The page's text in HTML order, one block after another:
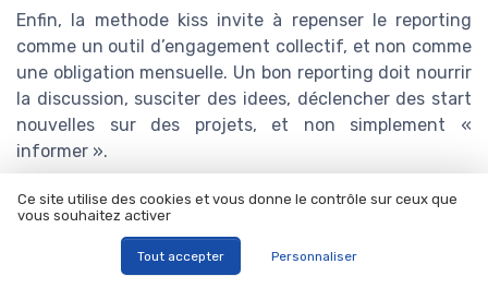
Enfin, la methode kiss invite à repenser le reporting
comme un outil d’engagement collectif, et non comme
une obligation mensuelle. Un bon reporting doit nourrir
la discussion, susciter des idees, déclencher des start
nouvelles sur des projets, et non simplement «
informer ».
Pour cela, il est utile de :
clarifier, pour chaque support, à quelle audience il
s’adresse (direction, managers, equipe projet,
Ce site utilise des cookies et vous donne le contrôle sur ceux que
vous souhaitez activer
Tout accepter Personnaliser